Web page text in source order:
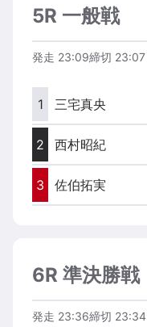
5R 一般戦
発走 23:09締切 23:07
1 三宅真央
2 西村昭紀
3 佐伯拓実
6R 準決勝戦
発走 23:36締切 23:34